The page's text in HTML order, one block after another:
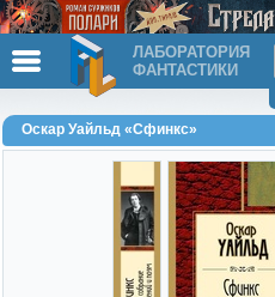
ЛАБОРАТОРИЯ
ФАНТАСТИКИ
Оскар Уайльд «Сфинкс»